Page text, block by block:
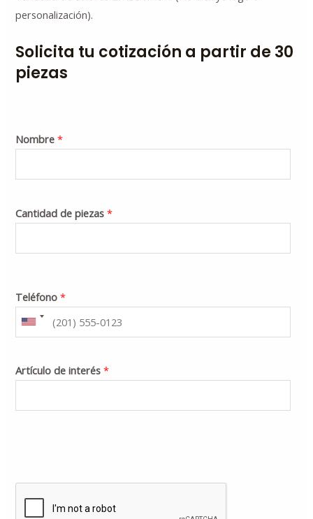
personalización).
Solicita tu cotización a partir de 30
piezas
Nombre*
Cantidad de piezas*
Teléfono*
Artículo de interés*